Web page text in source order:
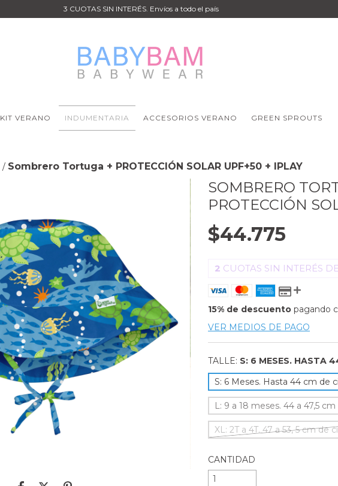
3 CUOTAS SIN INTERÉS. Envíos a todo el país
KIT VERANO INDUMENTARIA ACCESORIOS VERANO GREEN SPROUTS
/ Sombrero Tortuga + PROTECCIÓN SOLAR UPF+50 + IPLAY
SOMBRERO
PROTECCIÓN
$44.775
2 CUOTAS SIN INTERÉS DE
15% de descuento pagando
VER MEDIOS DE PAGO
TALLE: S: 6 MESES. HASTA
S: 6 Meses. Hasta 44 cm de
L: 9 a 18 meses. 44 a 47,5
XL: 2T a 4T. 47 a 53, 5 cm de
CANTIDAD